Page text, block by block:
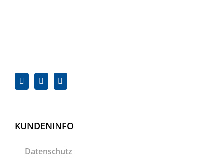
KUNDENINFO
Datenschutz